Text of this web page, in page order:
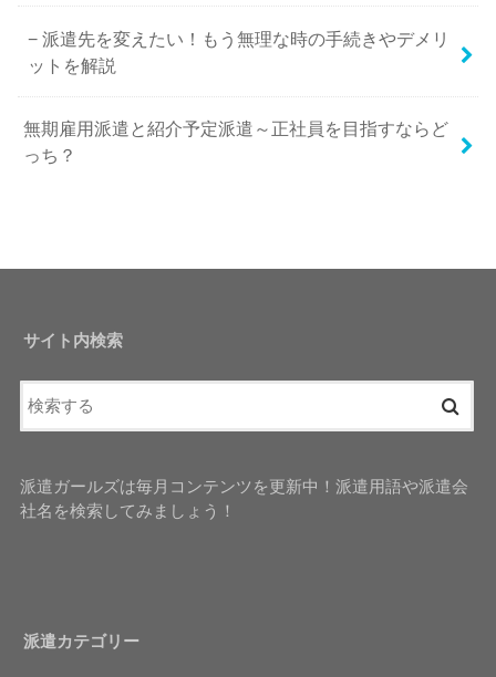
派遣先を変えたい！もう無理な時の手続きやデメリ
ットを解説
無期雇用派遣と紹介予定派遣～正社員を目指すならど
っち？
サイト内検索
派遣ガールズは毎月コンテンツを更新中！派遣用語や派遣会
社名を検索してみましょう！
派遣カテゴリー